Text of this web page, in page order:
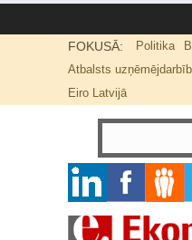
FOKUSĀ: Politika
Atbalsts
Eiro Latvijā